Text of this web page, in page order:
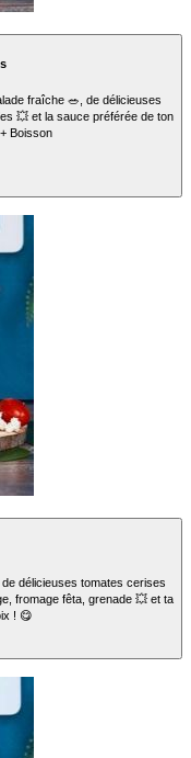
fraîche 🥗, de délicieuses
💥 et la sauce préférée de ton
Boisson
délicieuses tomates cerises
fromage fêta, grenade 💥 et ta
! 😋